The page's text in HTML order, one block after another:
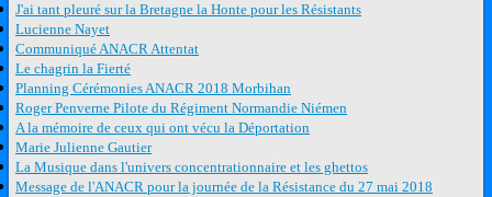
J'ai tant pleuré sur la Bretagne la Honte pour les Résistants
Lucienne Nayet
Communiqué ANACR Attentat
Le chagrin la Fierté
Planning Cérémonies ANACR 2018 Morbihan
Roger Penverne Pilote du Régiment Normandie Niémen
A la mémoire de ceux qui ont vécu la Déportation
Marie Julienne Gautier
La Musique dans l'univers concentrationnaire et les ghettos
Message de l'ANACR pour la journée de la Résistance du 27 mai 2018